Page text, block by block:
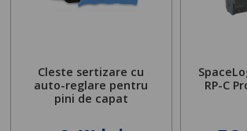
Cleste sertizare cu
auto-reglare pentru
pini de capat
RP-C